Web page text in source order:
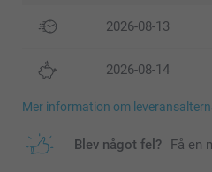
2026-08-13
2026-08-14
Mer information om
Blev något fel? Få en